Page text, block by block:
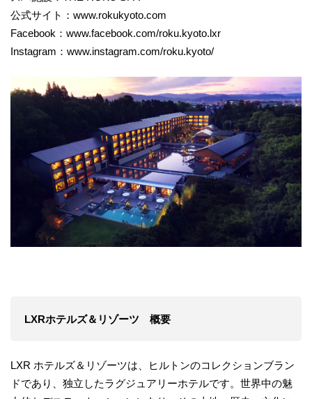
公式サイト：www.rokukyoto.com
Facebook：www.facebook.com/roku.kyoto.lxr
Instagram：www.instagram.com/roku.kyoto/
LXRホテルズ＆リゾーツ 概要
LXR ホテルズ＆リゾーツは、ヒルトンのコレクションブラン
ドであり、独立したラグジュアリーホテルです。世界中の魅